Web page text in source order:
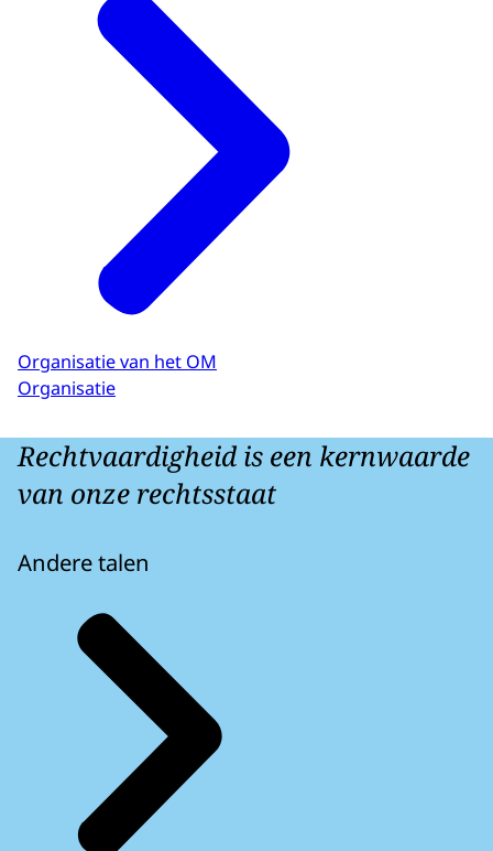
Organisatie van het OM
Organisatie
Rechtvaardigheid is een kernwaarde
van onze rechtsstaat
Andere talen